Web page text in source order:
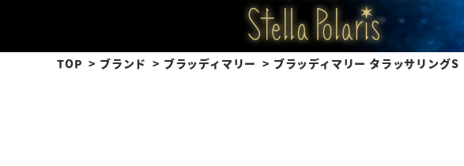
TOP ブランド ブラッディマリー ブラッディマリー タラッサリングS